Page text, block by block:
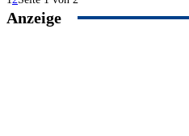
Anzeige